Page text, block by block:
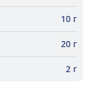
10 г
20 г
2 г